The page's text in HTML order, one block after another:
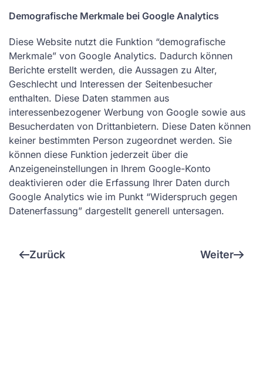
Demografische Merkmale bei Google Analytics
Diese Website nutzt die Funktion “demografische
Merkmale” von Google Analytics. Dadurch können
Berichte erstellt werden, die Aussagen zu Alter,
Geschlecht und Interessen der Seitenbesucher
enthalten. Diese Daten stammen aus
interessenbezogener Werbung von Google sowie aus
Besucherdaten von Drittanbietern. Diese Daten können
keiner bestimmten Person zugeordnet werden. Sie
können diese Funktion jederzeit über die
Anzeigeneinstellungen in Ihrem Google-Konto
deaktivieren oder die Erfassung Ihrer Daten durch
Google Analytics wie im Punkt “Widerspruch gegen
Datenerfassung” dargestellt generell untersagen.
Zurück Weiter